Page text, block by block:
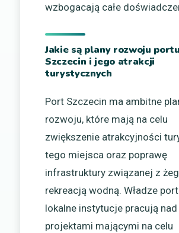
wzbogacają całe
Jakie są plany rozwoju portu
Szczecin i jego atrakcji
turystycznych
Port Szczecin ma ambitne
rozwoju, które mają na celu
zwiększenie atrakcyjności
tego miejsca oraz poprawę
infrastruktury związanej z
rekreacją wodną. Władze
lokalne instytucje pracują nad
projektami mającymi na celu